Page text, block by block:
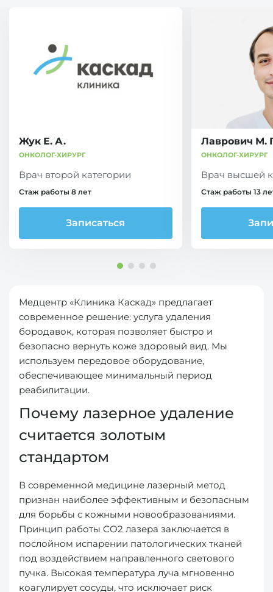
Жук Е. А.
ОНКОЛОГ-ХИРУРГ
Врач второй категории
Стаж работы 8 лет
Записаться
Лаврович М.
ОНКОЛОГ-ХИРУРГ
Врач высшей
Стаж работы 13
Медцентр «Клиника Каскад» предлагает
современное решение: услуга удаления
бородавок, которая позволяет быстро и
безопасно вернуть коже здоровый вид. Мы
используем передовое оборудование,
обеспечивающее минимальный период
реабилитации.
Почему лазерное удаление
считается золотым
стандартом
В современной медицине лазерный метод
признан наиболее эффективным и безопасным
для борьбы с кожными новообразованиями.
Принцип работы CO2 лазера заключается в
послойном испарении патологических тканей
под воздействием направленного светового
пучка. Высокая температура луча мгновенно
коагулирует сосуды, что исключает риск